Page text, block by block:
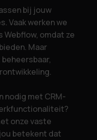
bij jouw
Vaak werken we
omdat ze
Maar
nodig met CRM-
onze vaste
betekent dat